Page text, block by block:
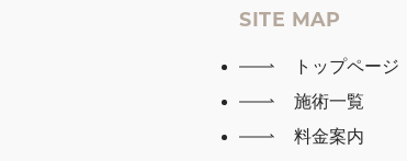
SITE MAP
トップページ
施術一覧
料金案内